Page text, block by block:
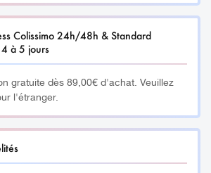
jade permet de booster l’activité des
la qualité de la peau. Pour
de votre peau, cette pierre
et le processus decicatrisation.Elle
améliorer l’élimination des toxines
la circulation sanguine.
en Jade permet :
décongestionner le contour des yeux
Colissimo 24h/48h & Standard
à 5 jours
gratuite dès 89,00€ d'achat. Veuillez
l'étranger.